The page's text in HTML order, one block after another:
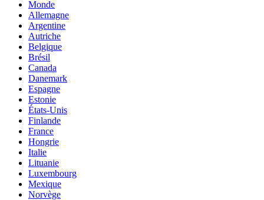
Monde
Allemagne
Argentine
Autriche
Belgique
Brésil
Canada
Danemark
Espagne
Estonie
États-Unis
Finlande
France
Hongrie
Italie
Lituanie
Luxembourg
Mexique
Norvège